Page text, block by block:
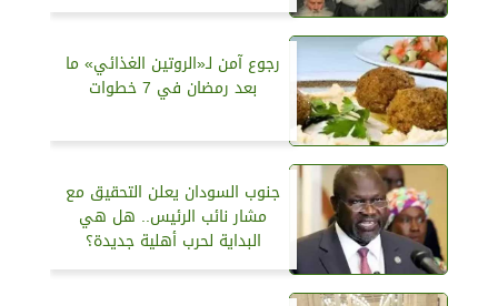
رجوع آمن لـ«الروتين الغذائي» ما
بعد رمضان في 7 خطوات
جنوب السودان يعلن التحقيق مع
مشار نائب الرئيس.. هل هي
البداية لحرب أهلية جديدة؟